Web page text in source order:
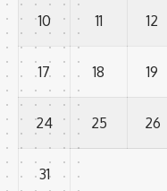
10 11 12
17 18 19
24 25 26
31